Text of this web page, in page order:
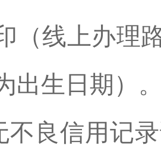
（线上办理
出生日期）
不良信用记